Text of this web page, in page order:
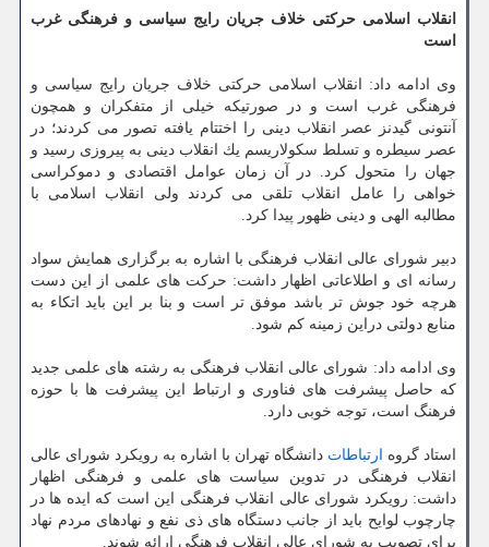
انقلاب اسلامی حركتی خلاف جریان رایج سیاسی و فرهنگی غرب
است
وی ادامه داد: انقلاب اسلامی حركتی خلاف جریان رایج سیاسی و
فرهنگی غرب است و در صورتیكه خیلی از متفكران و همچون
آنتونی گیدنز عصر انقلاب دینی را اختتام یافته تصور می كردند؛ در
عصر سیطره و تسلط سكولاریسم یك انقلاب دینی به پیروزی رسید و
جهان را متحول كرد. در آن زمان عوامل اقتصادی و دموكراسی
خواهی را عامل انقلاب تلقی می كردند ولی انقلاب اسلامی با
مطالبه الهی و دینی ظهور پیدا كرد.
دبیر شورای عالی انقلاب فرهنگی با اشاره به برگزاری همایش سواد
رسانه ای و اطلاعاتی اظهار داشت: حركت های علمی از این دست
هرچه خود جوش تر باشد موفق تر است و بنا بر این باید اتكاء به
منابع دولتی دراین زمینه كم شود.
وی ادامه داد: شورای عالی انقلاب فرهنگی به رشته های علمی جدید
كه حاصل پیشرفت های فناوری و ارتباط این پیشرفت ها با حوزه
فرهنگ است، توجه خوبی دارد.
استاد گروه ارتباطات دانشگاه تهران با اشاره به رویكرد شورای عالی
انقلاب فرهنگی در تدوین سیاست های علمی و فرهنگی اظهار
داشت: رویكرد شورای عالی انقلاب فرهنگی این است كه ایده ها در
چارچوب لوایح باید از جانب دستگاه های ذی نفع و نهادهای مردم نهاد
برای تصویب به شورای عالی انقلاب فرهنگی ارائه شوند.